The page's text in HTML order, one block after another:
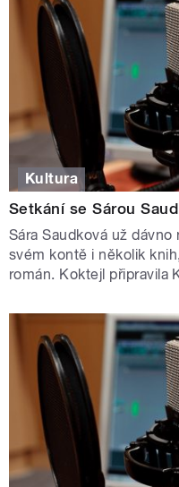
Kultura
Setkání se Sárou
Sára Saudková už
svém kontě i několik
román. Koktejl připravila